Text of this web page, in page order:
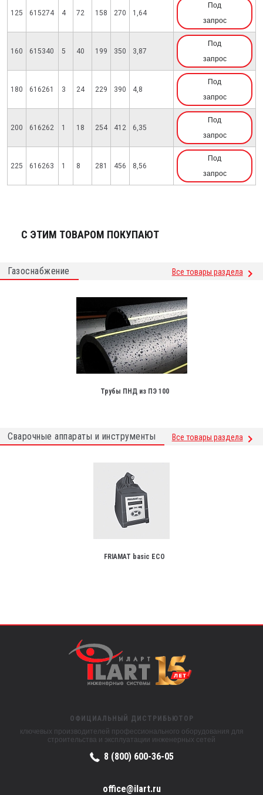
125 615274 4 72 158 270 1,64
Под
запрос
160 615340 5 40 199 350 3,87
Под
запрос
180 616261 3 24 229 390 4,8
Под
запрос
200 616262 1 18 254 412 6,35
Под
запрос
225 616263 1 8 281 456 8,56
Под
запрос
С ЭТИМ ТОВАРОМ ПОКУПАЮТ
Газоснабжение Все товары раздела
Трубы ПНД из ПЭ 100
Сварочные аппараты и инструменты Все товары раздела
FRIAMAT basic ECO
ОФИЦИАЛЬНЫЙ ДИСТРИБЬЮТОР
ключевых производителей профессионального оборудования для
строительства и эксплуатации инженерных сетей
8 (800) 600-36-05
office@ilart.ru